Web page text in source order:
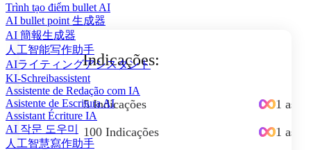
Trình tạo điểm bullet AI
AI bullet point 生成器
AI 簡報生成器
人工智能写作助手
AIライティングアシスタント
KI-Schreibassistent
Assistente de Redação com IA
Asistente de Escritura AI
Assistant Écriture IA
AI 작문 도우미
人工智慧寫作助手
Indicações:
5 Indicações
100 Indicações
1
1